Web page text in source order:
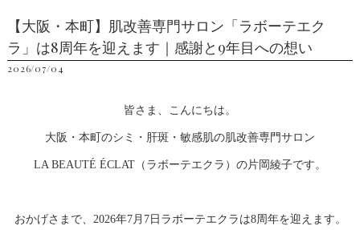
【大阪・本町】肌改善専門サロン「ラボーテエク
ラ」は8周年を迎えます｜感謝と9年目への想い
2026/07/04
皆さま、こんにちは。
大阪・本町のシミ・肝斑・敏感肌の肌改善専門サロン
LA BEAUTÉ ÉCLAT（ラボーテエクラ）の片岡綾子です。
おかげさまで、2026年7月7日ラボーテエクラは8周年を迎えます。